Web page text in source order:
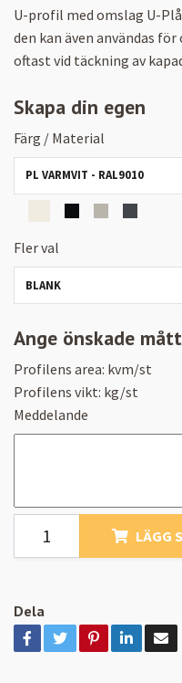
U-profil med omslag U-
den kan även användas
oftast vid täckning av
Skapa din egen
Färg / Material
PL VARMVIT - RAL9010
Fler val
BLANK
Ange önskade
Profilens area: kvm/st
Profilens vikt: kg/st
Meddelande
LÄGG
Dela